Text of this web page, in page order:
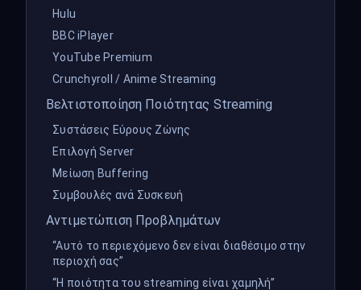
Hulu
BBC iPlayer
YouTube Premium
Crunchyroll / Anime Streaming
Βελτιστοποίηση Ποιότητας Streaming
Συστάσεις Εύρους Ζώνης
Επιλογή Server
Μείωση Buffering
Συμβουλές ανά Συσκευή
Αντιμετώπιση Προβλημάτων
“Αυτό το περιεχόμενο δεν είναι διαθέσιμο στην
περιοχή σας”
“Η ποιότητα του streaming είναι χαμηλή”